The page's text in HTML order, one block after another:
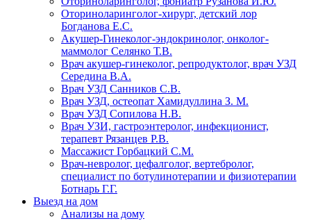
Оториноларинголог-хирург, детский лор
Богданова Е.С.
Акушер-Гинеколог-эндокринолог, онколог-
маммолог Селянко Т.В.
Врач акушер-гинеколог, репродуктолог, врач УЗД
Середина В.А.
Врач УЗД Санников С.В.
Врач УЗД, остеопат Хамидуллина З. М.
Врач УЗД Сопилова Н.В.
Врач УЗИ, гастроэнтеролог, инфекционист,
терапевт Рязанцев Р.В.
Массажист Горбацкий С.М.
Врач-невролог, цефалголог, вертебролог,
специалист по ботулинотерапии и физиотерапии
Ботнарь Г.Г.
Выезд на дом
Анализы на дому